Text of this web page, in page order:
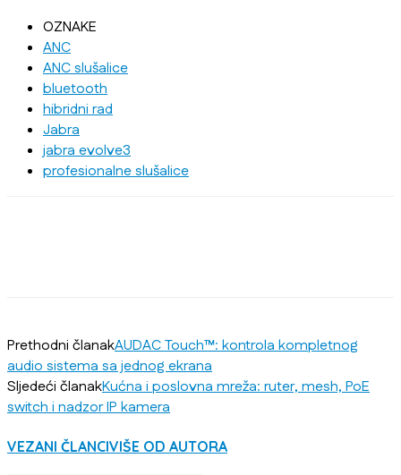
OZNAKE
ANC
ANC slušalice
bluetooth
hibridni rad
Jabra
jabra evolve3
profesionalne slušalice
Prethodni članakAUDAC Touch™: kontrola kompletnog
audio sistema sa jednog ekrana
Sljedeći članakKućna i poslovna mreža: ruter, mesh, PoE
switch i nadzor IP kamera
VEZANI ČLANCIVIŠE OD AUTORA